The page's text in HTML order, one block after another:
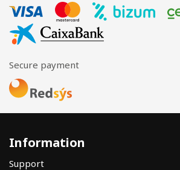
Secure payment
Information
Support